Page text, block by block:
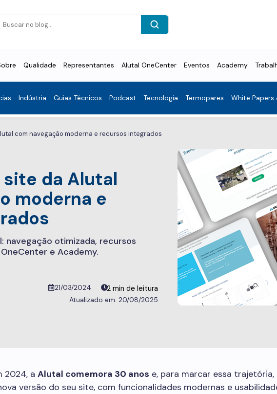
Qualidade Representantes Alutal OneCenter Eventos Academy
Indústria Guias Técnicos Podcast Tecnologia Termopares White Papers
com navegação moderna e recursos integrados
site da Alutal
moderna e
navegação otimizada, recursos
e Academy.
21/03/2024
20/08/2025
2024, a Alutal comemora 30 anos e, para marcar essa trajetória,
versão do seu site, com funcionalidades modernas e